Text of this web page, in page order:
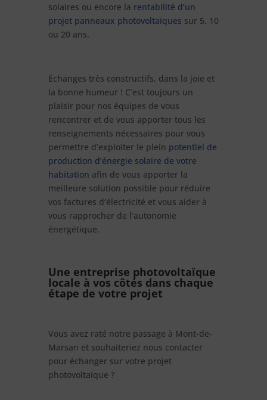
solaires ou encore la rentabilité d’un
projet panneaux photovoltaïques sur 5, 10
ou 20 ans.
Échanges très constructifs, dans la joie et
la bonne humeur ! C’est toujours un
plaisir pour nos équipes de vous
rencontrer et de vous apporter tous les
renseignements nécessaires pour vous
permettre d’exploiter le plein potentiel de
production d’énergie solaire de votre
habitation afin de vous apporter la
meilleure solution possible pour réduire
vos factures d’électricité et vous aider à
vous rapprocher de l’autonomie
énergétique.
Une entreprise photovoltaïque
locale à vos côtés dans chaque
étape de votre projet
Vous avez raté notre passage à Mont-de-
Marsan et souhaiteriez nous contacter
pour échanger sur votre projet
photovoltaïque ?